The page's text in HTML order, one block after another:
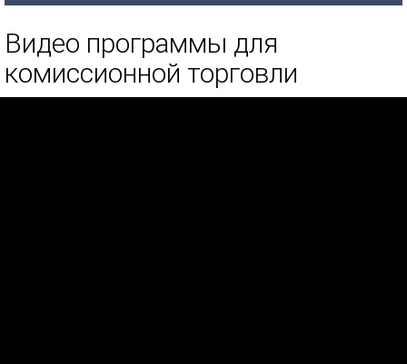
Видео программы для
комиссионной торговли